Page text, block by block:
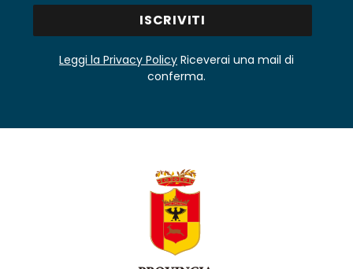
Leggi la Privacy Policy Riceverai una mail di
conferma.